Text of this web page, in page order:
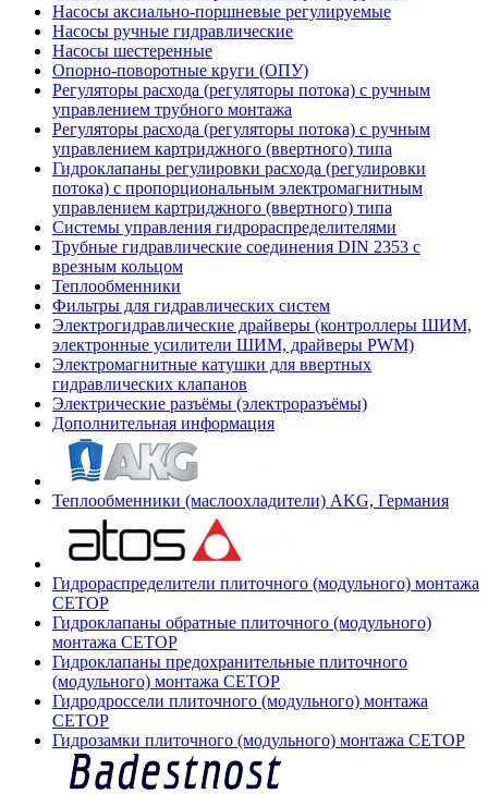
Насосы аксиально-поршневые регулируемые
Насосы ручные гидравлические
Насосы шестеренные
Опорно-поворотные круги (ОПУ)
Регуляторы расхода (регуляторы потока) с ручным
управлением трубного монтажа
Регуляторы расхода (регуляторы потока) с ручным
управлением картриджного (ввертного) типа
Гидроклапаны регулировки расхода (регулировки
потока) с пропорциональным электромагнитным
управлением картриджного (ввертного) типа
Системы управления гидрораспределителями
Трубные гидравлические соединения DIN 2353 с
врезным кольцом
Теплообменники
Фильтры для гидравлических систем
Электрогидравлические драйверы (контроллеры ШИМ,
электронные усилители ШИМ, драйверы PWM)
Электромагнитные катушки для ввертных
гидравлических клапанов
Электрические разъёмы (электроразъёмы)
Дополнительная информация
Теплообменники (маслоохладители) AKG, Германия
Гидрораспределители плиточного (модульного) монтажа
СЕТОР
Гидроклапаны обратные плиточного (модульного)
монтажа CETOP
Гидроклапаны предохранительные плиточного
(модульного) монтажа CETOP
Гидродроссели плиточного (модульного) монтажа
CETOP
Гидрозамки плиточного (модульного) монтажа CETOP